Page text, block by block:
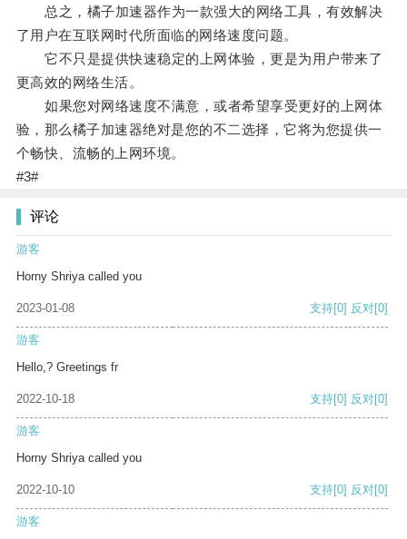
总之，橘子加速器作为一款强大的网络工具，有效解决
了用户在互联网时代所面临的网络速度问题。
它不只是提供快速稳定的上网体验，更是为用户带来了
更高效的网络生活。
如果您对网络速度不满意，或者希望享受更好的上网体
验，那么橘子加速器绝对是您的不二选择，它将为您提供一
个畅快、流畅的上网环境。
#3#
评论
游客
Horny Shriya called you
2023-01-08 支持[0] 反对[0]
游客
Hello,? Greetings fr
2022-10-18 支持[0] 反对[0]
游客
Horny Shriya called you
2022-10-10 支持[0] 反对[0]
游客